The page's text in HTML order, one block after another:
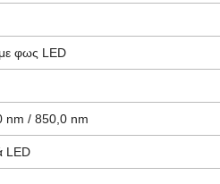
φως LED
nm / 850,0 nm
LED